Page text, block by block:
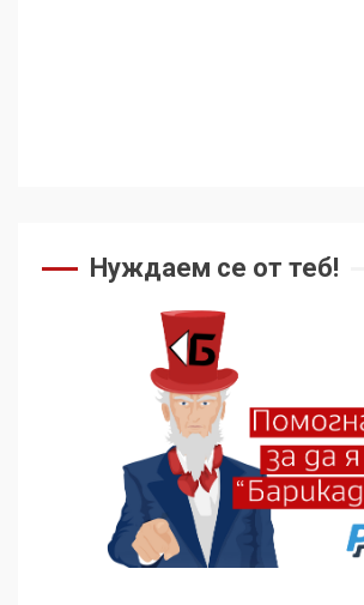
Нуждаем се от теб!